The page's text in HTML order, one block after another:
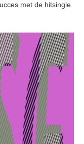
met de hitsingle